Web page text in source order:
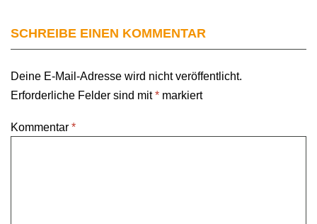
SCHREIBE EINEN KOMMENTAR
Deine E-Mail-Adresse wird nicht veröffentlicht.
Erforderliche Felder sind mit* markiert
Kommentar *